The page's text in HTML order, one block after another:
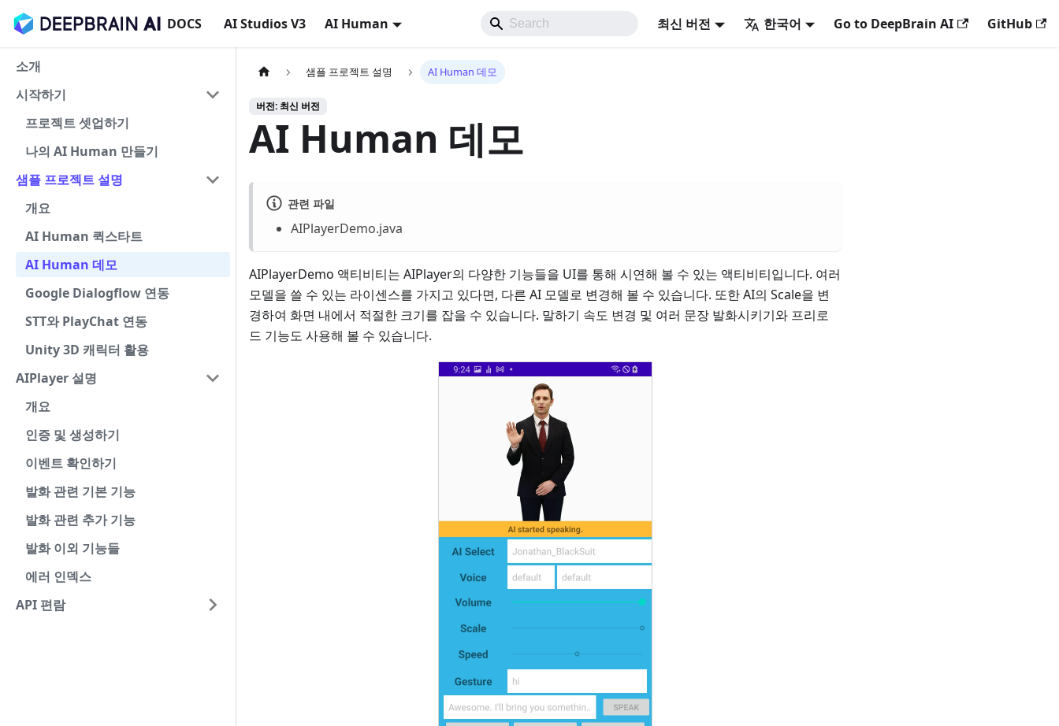
DOCS AI Studios V3 AI Human 최신 버전 한국어 Go to DeepBrain AI GitHub
소개
시작하기
프로젝트 셋업하기
나의 AI Human 만들기
샘플 프로젝트 설명
개요
AI Human 퀵스타트
AI Human 데모
Google Dialogflow 연동
STT와 PlayChat 연동
Unity 3D 캐릭터 활용
AIPlayer 설명
개요
인증 및 생성하기
이벤트 확인하기
발화 관련 기본 기능
발화 관련 추가 기능
발화 이외 기능들
에러 인덱스
API 편람
샘플 프로젝트 설명 AI Human 데모
버전: 최신 버전
AI Human 데모
관련 파일
AIPlayerDemo.java
AIPlayerDemo 액티비티는 AIPlayer의 다양한 기능들을 UI를 통해 시연해 볼 수 있는 액티비티입니다. 여러
모델을 쓸 수 있는 라이센스를 가지고 있다면, 다른 AI 모델로 변경해 볼 수 있습니다. 또한 AI의 Scale을 변
경하여 화면 내에서 적절한 크기를 잡을 수 있습니다. 말하기 속도 변경 및 여러 문장 발화시키기와 프리로
드 기능도 사용해 볼 수 있습니다.